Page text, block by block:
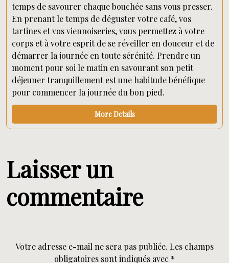
temps de savourer chaque bouchée sans vous presser.
En prenant le temps de déguster votre café, vos
tartines et vos viennoiseries, vous permettez à votre
corps et à votre esprit de se réveiller en douceur et de
démarrer la journée en toute sérénité. Prendre un
moment pour soi le matin en savourant son petit
déjeuner tranquillement est une habitude bénéfique
pour commencer la journée du bon pied.
More Details
Laisser un
commentaire
Votre adresse e-mail ne sera pas publiée. Les champs
obligatoires sont indiqués avec *